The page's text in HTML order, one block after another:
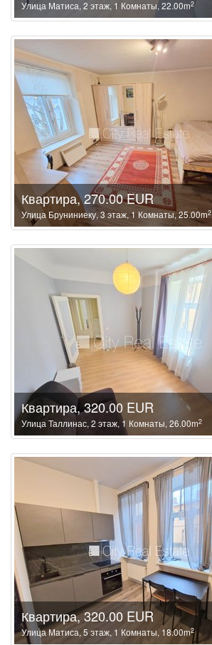
Улица Матиса, 2 этаж, 1 Комнаты, 22.00m2
Квартира, 270.00 EUR
Улица Бруниниеку, 3 этаж, 1 Комнаты, 25.00m2
Квартира, 320.00 EUR
Улица Таллинас, 2 этаж, 1 Комнаты, 26.00m2
Квартира, 320.00 EUR
Улица Матиса, 5 этаж, 1 Комнаты, 18.00m2